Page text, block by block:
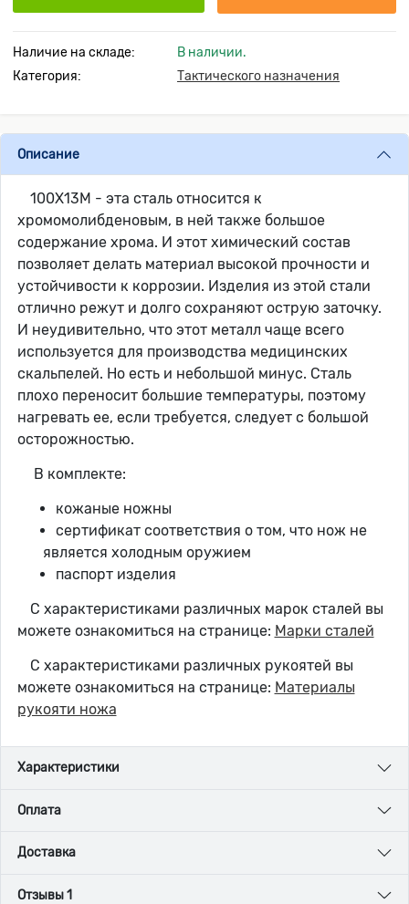
Наличие на складе:
В наличии.
Категория:
Тактического назначения
Описание
100Х13М - эта сталь относится к
хромомолибденовым, в ней также большое
содержание хрома. И этот химический состав
позволяет делать материал высокой прочности и
устойчивости к коррозии. Изделия из этой стали
отлично режут и долго сохраняют острую заточку.
И неудивительно, что этот металл чаще всего
используется для производства медицинских
скальпелей. Но есть и небольшой минус. Сталь
плохо переносит большие температуры, поэтому
нагревать ее, если требуется, следует с большой
осторожностью.
В комплекте:
кожаные ножны
сертификат соответствия о том, что нож не
является холодным оружием
паспорт изделия
С характеристиками различных марок сталей вы
можете ознакомиться на странице: Марки сталей
С характеристиками различных рукоятей вы
можете ознакомиться на странице: Материалы
рукояти ножа
Характеристики
Оплата
Доставка
Отзывы 1